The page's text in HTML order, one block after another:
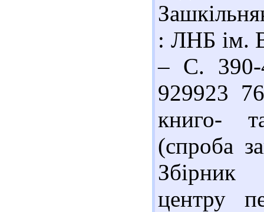
: ЛНБ ім.
– С. 390-
929923
книго-
(спроба
Збірник
центру